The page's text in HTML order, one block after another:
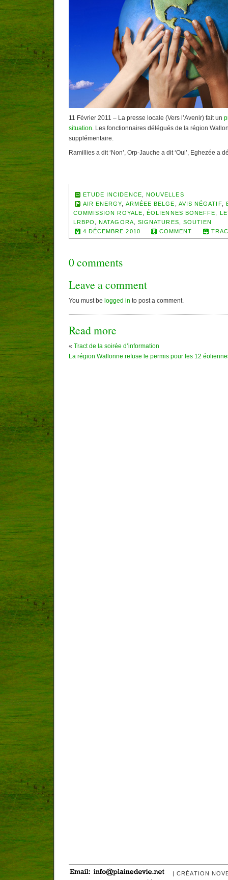
11 Février 2011 – La presse locale (Vers l’Avenir) fait un
situation . Les fonctionnaires délégués de la région
supplémentaire.
Ramillies a dit ‘Non’, Orp-Jauche a dit ‘Oui’, Eghezée
ETUDE INCIDENCE
NOUVELLES
AIR ENERGY
ARMÉEE BELGE AVIS NÉGATIF,
COMMISSION ROYALE ,ÉOLIENNES BONEFFE
LRBPO
,NATAGORA SIGNATURES
SOUTIEN
4 DÉCEMBRE 2010
COMMENT
0 comments
Leave a comment
You must be logged in to post a comment.
Read more
« Tract de la soirée d’information
La région Wallonne refuse le permis pour les 12
| CRÉATION